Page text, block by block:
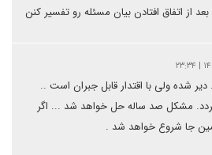
از اتفاق افتادن بیان مسئله رو تفسیر کنن
دیر شده ولی با اقتدار قابل جبران است ..
مشکل صد ساله حل خواهد شد ... اگر
جا شروع خواهد شد .